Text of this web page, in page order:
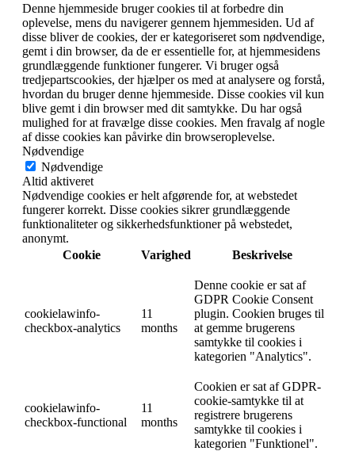
Denne hjemmeside bruger cookies til at forbedre din
oplevelse, mens du navigerer gennem hjemmesiden. Ud af
disse bliver de cookies, der er kategoriseret som nødvendige,
gemt i din browser, da de er essentielle for, at hjemmesidens
grundlæggende funktioner fungerer. Vi bruger også
tredjepartscookies, der hjælper os med at analysere og forstå,
hvordan du bruger denne hjemmeside. Disse cookies vil kun
blive gemt i din browser med dit samtykke. Du har også
mulighed for at fravælge disse cookies. Men fravalg af nogle
af disse cookies kan påvirke din browseroplevelse.
Nødvendige
Nødvendige
Altid aktiveret
Nødvendige cookies er helt afgørende for, at webstedet
fungerer korrekt. Disse cookies sikrer grundlæggende
funktionaliteter og sikkerhedsfunktioner på webstedet,
anonymt.
Cookie
Varighed Beskrivelse
cookielawinfo-
checkbox-analytics
11
months
Denne cookie er sat af
GDPR Cookie Consent
plugin. Cookien bruges til
at gemme brugerens
samtykke til cookies i
kategorien "Analytics".
cookielawinfo-
checkbox-functional
11
months
Cookien er sat af GDPR-
cookie-samtykke til at
registrere brugerens
samtykke til cookies i
kategorien "Funktionel".